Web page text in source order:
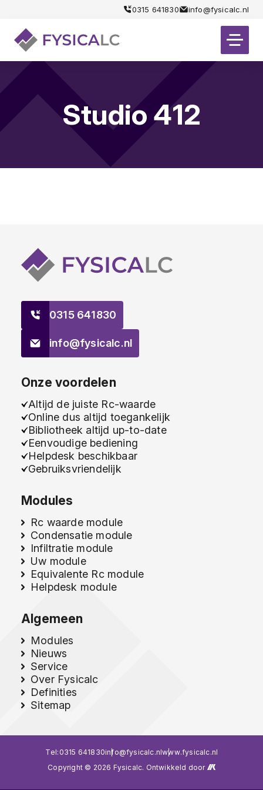
0315 641830 info@fysicalc.nl
Studio 412
0315 641830
info@fysicalc.nl
Onze voordelen
Altijd de juiste Rc-waarde
Online dus altijd toegankelijk
Bibliotheek altijd up-to-date
Eenvoudige bediening
Helpdesk beschikbaar
Gebruiksvriendelijk
Modules
Rc waarde module
Condensatie module
Infiltratie module
Uw module
Equivalente Rc module
Helpdesk module
Algemeen
Modules
Nieuws
Service
Over Fysicalc
Definities
Sitemap
Tel: 0315 641830info@fysicalc.nlwww.fysicalc.nl
Copyright © 2026 Fysicalc. Ontwikkeld door